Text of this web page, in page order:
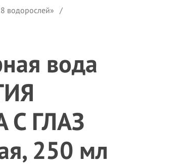
водорослей»
вода
ГЛАЗ
250 мл